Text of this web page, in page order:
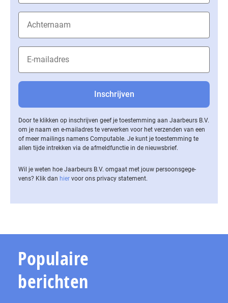
Door te klikken op inschrijven geef je toestemming aan Jaarbeurs B.V.
om je naam en e-mailadres te verwerken voor het verzenden van een
of meer mailings namens Computable. Je kunt je toestemming te
allen tijde intrekken via de af­meld­func­tie in de nieuwsbrief.
Wil je weten hoe Jaarbeurs B.V. omgaat met jouw per­soons­ge­ge­
vens? Klik dan hier voor ons privacy statement.
Populaire
berichten